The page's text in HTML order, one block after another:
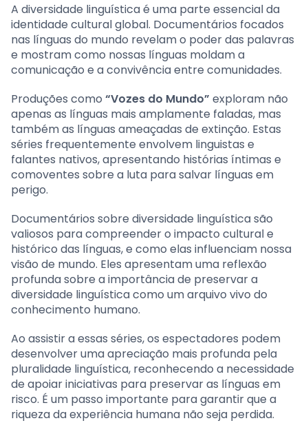
A diversidade linguística é uma parte essencial da
identidade cultural global. Documentários focados
nas línguas do mundo revelam o poder das palavras
e mostram como nossas línguas moldam a
comunicação e a convivência entre comunidades.
Produções como “Vozes do Mundo” exploram não
apenas as línguas mais amplamente faladas, mas
também as línguas ameaçadas de extinção. Estas
séries frequentemente envolvem linguistas e
falantes nativos, apresentando histórias íntimas e
comoventes sobre a luta para salvar línguas em
perigo.
Documentários sobre diversidade linguística são
valiosos para compreender o impacto cultural e
histórico das línguas, e como elas influenciam nossa
visão de mundo. Eles apresentam uma reflexão
profunda sobre a importância de preservar a
diversidade linguística como um arquivo vivo do
conhecimento humano.
Ao assistir a essas séries, os espectadores podem
desenvolver uma apreciação mais profunda pela
pluralidade linguística, reconhecendo a necessidade
de apoiar iniciativas para preservar as línguas em
risco. É um passo importante para garantir que a
riqueza da experiência humana não seja perdida.